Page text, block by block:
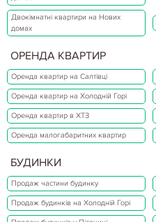
Двокімнатні квартири на Нових
домах
ОРЕНДА КВАРТИР
Оренда квартир на Салтівці
Оренда квартир на Холодній Горі
Оренда квартир в ХТЗ
Оренда малогабаритних квартир
БУДИНКИ
Продаж частини будинку
Продаж будинків на Холодній Горі